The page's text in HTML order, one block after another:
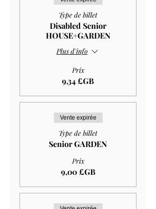
Type de billet
Disabled Senior
HOUSE+GARDEN
Plus d'info
Prix
9,34 £GB
Vente expirée
Type de billet
Senior GARDEN
Prix
9,00 £GB